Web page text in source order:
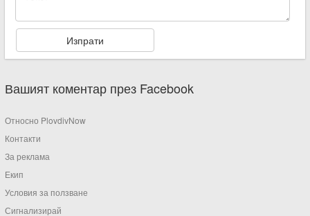
Вашият коментар през Facebook
Относно PlovdivNow
Контакти
За реклама
Екип
Условия за ползване
Сигнализирай